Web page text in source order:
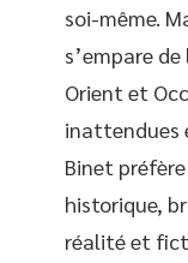
soi-même.
s’empare
Orient et
inattendues
Binet
historique,
réalité et